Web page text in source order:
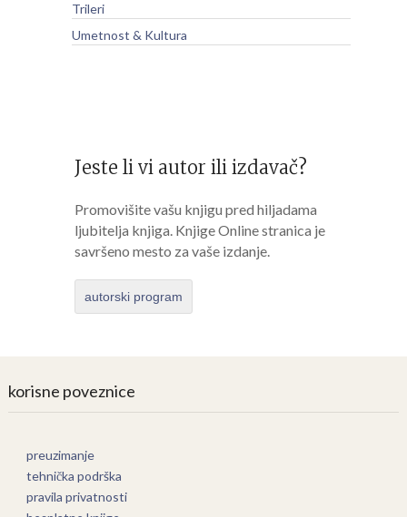
Trileri
Umetnost & Kultura
Jeste li vi autor ili izdavač?
Promovišite vašu knjigu pred hiljadama
ljubitelja knjiga. Knjige Online stranica je
savršeno mesto za vaše izdanje.
autorski program
korisne poveznice
preuzimanje
tehnička podrška
pravila privatnosti